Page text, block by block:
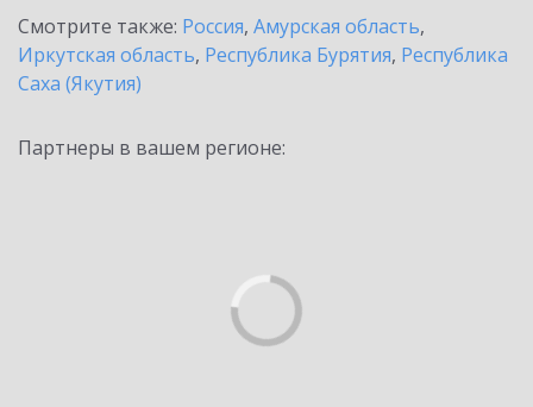
Смотрите также: Россия, Амурская область,
Иркутская область, Республика Бурятия, Республика
Саха (Якутия)
Партнеры в вашем регионе: